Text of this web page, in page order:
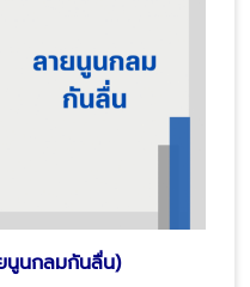
นูนกลมกันลื่น)